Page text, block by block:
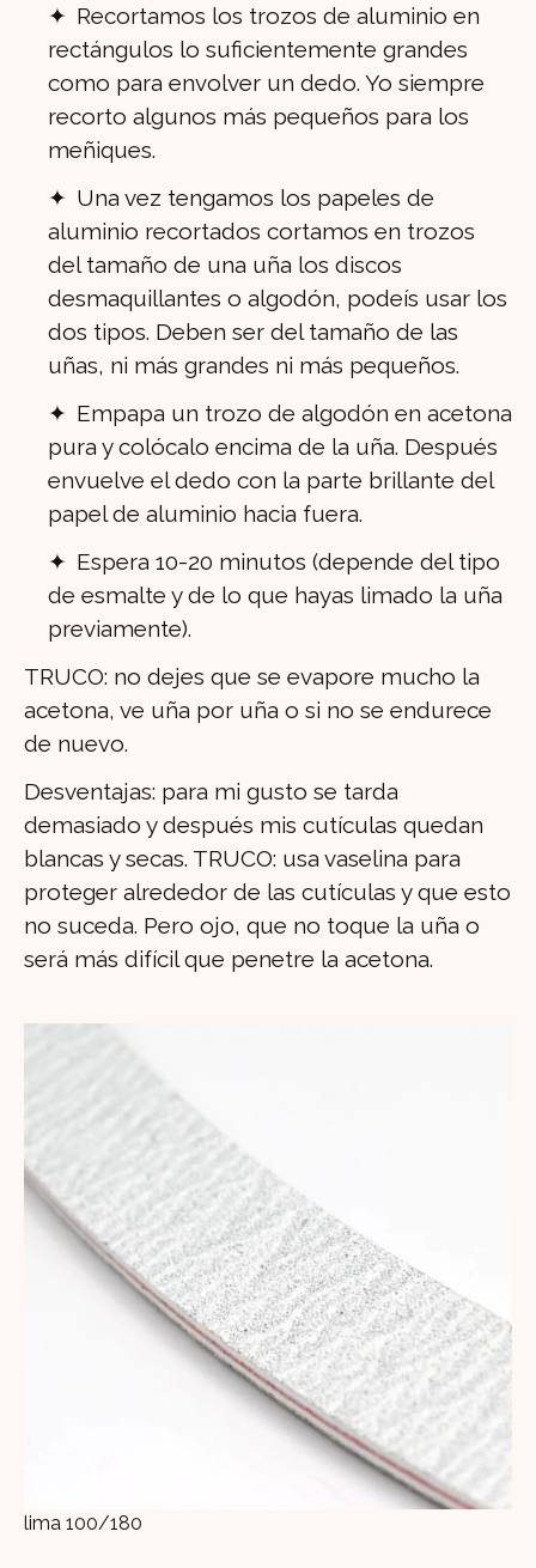
Recortamos los trozos de aluminio en
rectángulos lo suficientemente grandes
como para envolver un dedo. Yo siempre
recorto algunos más pequeños para los
meñiques.
Una vez tengamos los papeles de
aluminio recortados cortamos en trozos
del tamaño de una uña los discos
desmaquillantes o algodón, podeís usar los
dos tipos. Deben ser del tamaño de las
uñas, ni más grandes ni más pequeños.
Empapa un trozo de algodón en acetona
pura y colócalo encima de la uña. Después
envuelve el dedo con la parte brillante del
papel de aluminio hacia fuera.
Espera 10-20 minutos (depende del tipo
de esmalte y de lo que hayas limado la uña
previamente).
TRUCO: no dejes que se evapore mucho la
acetona, ve uña por uña o si no se endurece
de nuevo.
Desventajas: para mi gusto se tarda
demasiado y después mis cutículas quedan
blancas y secas. TRUCO: usa vaselina para
proteger alrededor de las cutículas y que esto
no suceda. Pero ojo, que no toque la uña o
será más difícil que penetre la acetona.
lima 100/180